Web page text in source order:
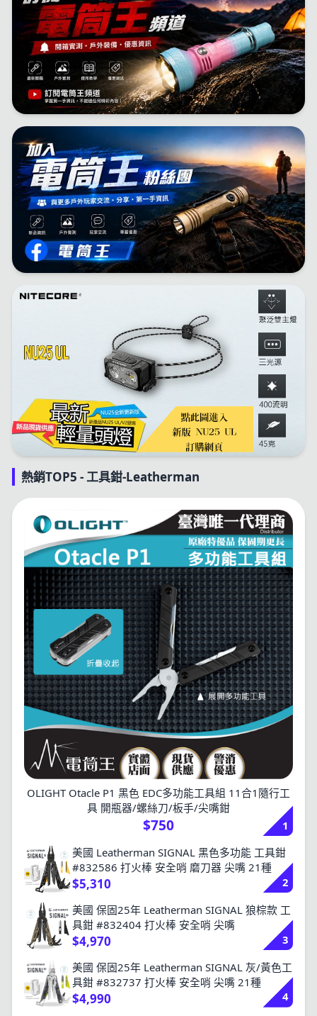
熱銷TOP5 - 工具鉗-Leatherman
OLIGHT Otacle P1 黑色 EDC多功能工具組 11合1隨行工
具 開瓶器/螺絲刀/板手/尖嘴鉗
$750
1
美國 Leatherman SIGNAL 黑色多功能 工具鉗
#832586 打火棒 安全哨 磨刀器 尖嘴 21種
$5,310
2
美國 保固25年 Leatherman SIGNAL 狼棕款 工
具鉗 #832404 打火棒 安全哨 尖嘴
$4,970
3
美國 保固25年 Leatherman SIGNAL 灰/黃色工
具鉗 #832737 打火棒 安全哨 尖嘴 21種
$4,990
4